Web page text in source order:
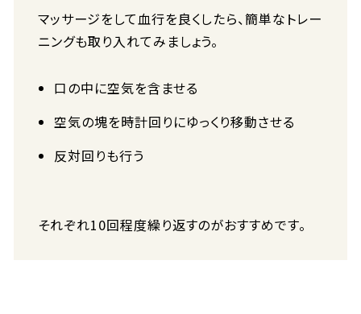
マッサージをして血行を良くしたら、簡単なトレー
ニングも取り入れてみましょう。
口の中に空気を含ませる
空気の塊を時計回りにゆっくり移動させる
反対回りも行う
それぞれ10回程度繰り返すのがおすすめです。